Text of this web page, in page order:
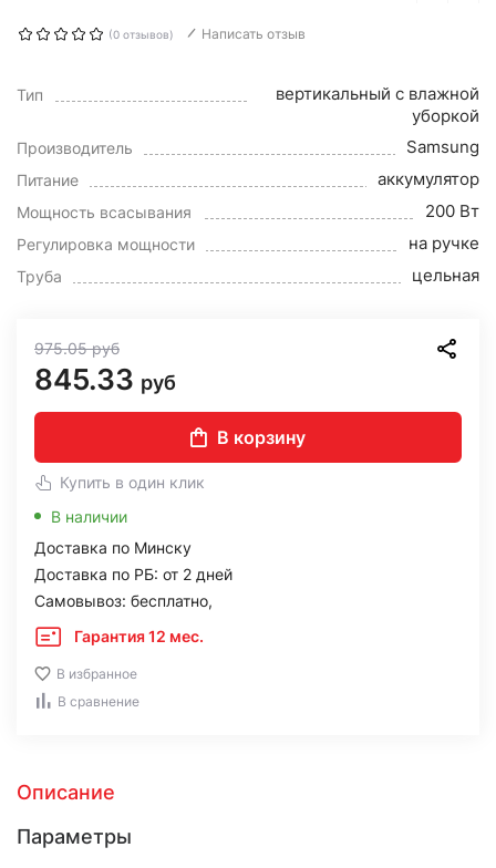
(0 отзывов) Написать отзыв
Тип
вертикальный с влажной
уборкой
Производитель Samsung
Питание аккумулятор
Мощность всасывания 200 Вт
Регулировка мощности на ручке
Труба цельная
975.05руб
845.33 руб
В корзину
Купить в один клик
В наличии
Доставка по Минску
Доставка по РБ: от 2 дней
Самовывоз: бесплатно,
Гарантия 12 мес.
В избранное
В сравнение
Описание
Параметры